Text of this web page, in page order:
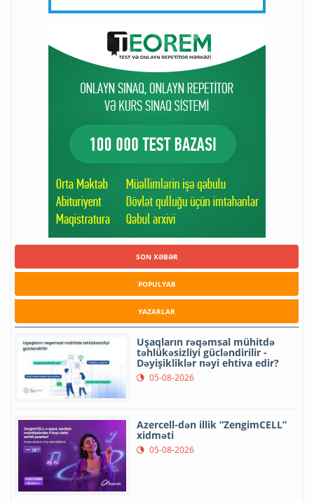
SON XƏBƏR
POPULYAR
YAZARLAR
Uşaqların rəqəmsal mühitdə
təhlükəsizliyi gücləndirilir -
Dəyişikliklər nəyi ehtiva edir?
05-08-2026
Azercell-dən illik “ZengimCELL”
xidməti
05-08-2026